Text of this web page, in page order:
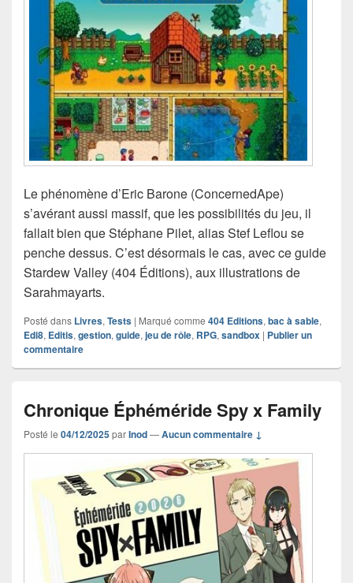
Le phénomène d’Eric Barone (ConcernedApe)
s’avérant aussi massif, que les possibilités du jeu, il
fallait bien que Stéphane Pilet, alias Stef Leflou se
penche dessus. C’est désormais le cas, avec ce guide
Stardew Valley (404 Éditions), aux illustrations de
Sarahmayarts.
Posté dans Livres, Tests | Marqué comme 404 Editions, bac à sable,
Edi8, Editis, gestion, guide, jeu de rôle, RPG, sandbox | Publier un
commentaire
Chronique Éphéméride Spy x Family
Posté le 04/12/2025parInod—Aucun commentaire ↓